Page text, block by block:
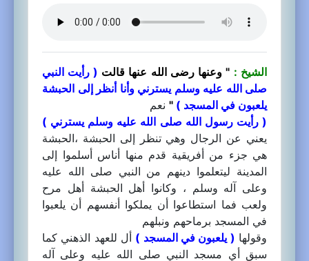
الشيخ : " وعنها رضى الله عنها قالت ( رأيت النبي
صلى الله عليه وسلم يسترني وأنا أنظر إلى الحبشة
يلعبون في المسجد ) " نعم
( رأيت رسول الله صلى الله عليه وسلم يسترني )
يعني عن الرجال وهي تنظر إلى الحبشة ،الحبشة
هي جزء من أفريقية قدم منها أناس أسلموا إلى
المدينة ليتعلموا دينهم من النبي صلى الله عليه
وعلى آله وسلم ، وكانوا أهل الحبشة أهل مرح
ولعب فما استطاعوا أن يملكوا أنفسهم أن يلعبوا
في المسجد برماحهم ونبلهم
وقولها ( يلعبون في المسجد ) أل للعهد الذهني كما
سبق أي مسجد النبي صلى الله عليه وعلى آله